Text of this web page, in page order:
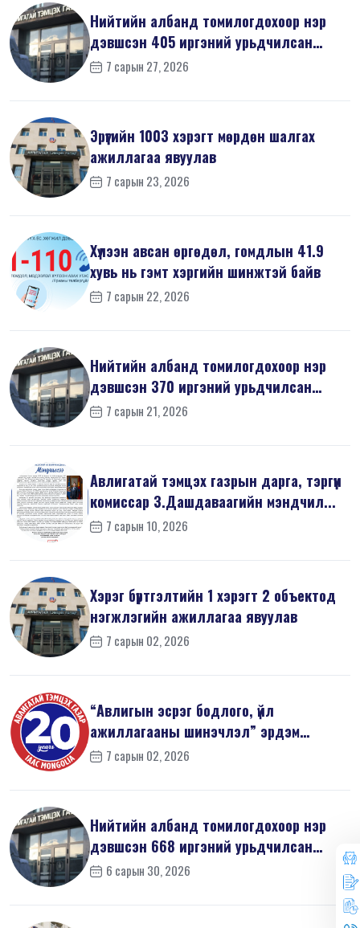
Нийтийн албанд томилогдохоор нэр
дэвшсэн 405 иргэний урьдчилсан
мэдүүл...
7 сарын 27, 2026
Эрүүгийн 1003 хэрэгт мөрдөн шалгах
ажиллагаа явуулав
7 сарын 23, 2026
Хүлээн авсан өргөдөл, гомдлын 41.9
хувь нь гэмт хэргийн шинжтэй байв
7 сарын 22, 2026
Нийтийн албанд томилогдохоор нэр
дэвшсэн 370 иргэний урьдчилсан
мэдүүл...
7 сарын 21, 2026
Авлигатай тэмцэх газрын дарга, тэргүүн
комиссар З.Дашдаваагийн мэндчил...
7 сарын 10, 2026
Хэрэг бүртгэлтийн 1 хэрэгт 2 объектод
нэгжлэгийн ажиллагаа явуулав
7 сарын 02, 2026
“Авлигын эсрэг бодлого, үйл
ажиллагааны шинэчлэл” эрдэм
шинжилгээний б...
7 сарын 02, 2026
Нийтийн албанд томилогдохоор нэр
дэвшсэн 668 иргэний урьдчилсан
мэдүүл...
6 сарын 30, 2026